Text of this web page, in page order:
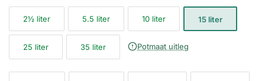
2½ liter 5.5 liter 10 liter 15 liter
25 liter 35 liter Potmaat uitleg